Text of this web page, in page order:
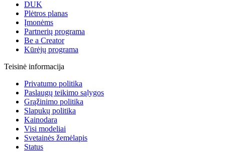
DUK
Plėtros planas
Įmonėms
Partnerių programa
Be a Creator
Kūrėjų programa
Teisinė informacija
Privatumo politika
Paslaugų teikimo sąlygos
Grąžinimo politika
Slapukų politika
Kainodara
Visi modeliai
Svetainės žemėlapis
Status